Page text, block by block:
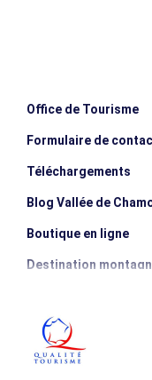
Office de Tourisme
Formulaire de
Téléchargements
Blog Vallée de
Boutique en ligne
Destination
Photothèque